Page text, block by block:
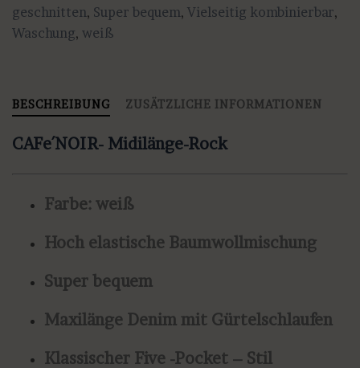
geschnitten, Super bequem, Vielseitig kombinierbar,
Waschung, weiß
BESCHREIBUNG ZUSÄTZLICHE INFORMATIONEN
CAFe´NOIR- Midilänge-Rock
Farbe: weiß
Hoch elastische Baumwollmischung
Super bequem
Maxilänge Denim mit Gürtelschlaufen
Klassischer Five -Pocket – Stil